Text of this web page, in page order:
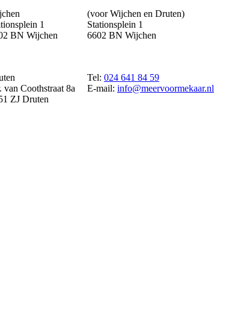
1
BN Wijchen
van Coothstraat 8a
ZJ Druten
(voor Wijchen en Druten)
Stationsplein 1
6602 BN Wijchen
Tel: 024 641 84 59
E-mail: info@meervoormekaar.nl